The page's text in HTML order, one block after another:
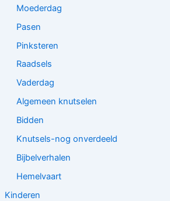
Moederdag
Pasen
Pinksteren
Raadsels
Vaderdag
Algemeen knutselen
Bidden
Knutsels-nog onverdeeld
Bijbelverhalen
Hemelvaart
Kinderen